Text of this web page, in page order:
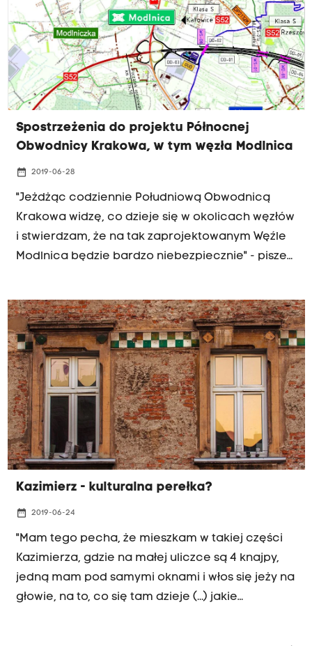
Spostrzeżenia do projektu Północnej
Obwodnicy Krakowa, w tym węzła Modlnica
date_range 2019-06-28
"Jeżdżąc codziennie Południową Obwodnicą
Krakowa widzę, co dzieje się w okolicach węzłów
i stwierdzam, że na tak zaprojektowanym Węźle
Modlnica będzie bardzo niebezpiecznie" - pisze
Kazimierz - kulturalna perełka?
date_range 2019-06-24
"Mam tego pecha, że mieszkam w takiej części
Kazimierza, gdzie na małej uliczce są 4 knajpy,
jedną mam pod samymi oknami i włos się jeży na
głowie, na to, co się tam dzieje (...) jakie